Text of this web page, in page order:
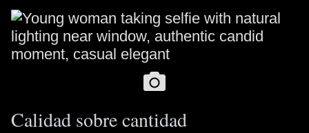
Calidad sobre cantidad